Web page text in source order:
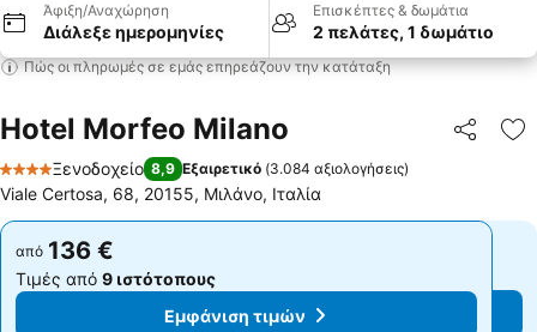
Άφιξη/Αναχώρηση
Διάλεξε ημερομηνίες
Επισκέπτες & δωμάτια
2 πελάτες, 1 δωμάτιο
Πώς οι πληρωμές σε εμάς επηρεάζουν την κατάταξη
Hotel Morfeo Milano
4 Αστέρια
Ξενοδοχείο 8,9 Εξαιρετικό (3.084 αξιολογήσεις)
Viale Certosa, 68, 20155, Μιλάνο, Ιταλία
από 136 €
Τιμές από 9 ιστότοπους
Εμφάνιση τιμών
από 136 €
Τιμές από 9 ιστότοπους
Εμφάνιση τιμών